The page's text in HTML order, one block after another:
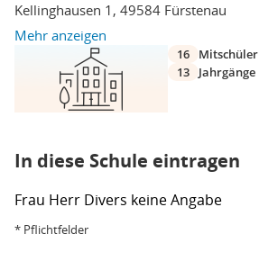
Kellinghausen 1, 49584 Fürstenau
Mehr anzeigen
16
Mitschüler
13
Jahrgänge
In diese Schule eintragen
Frau Herr Divers keine Angabe
* Pflichtfelder